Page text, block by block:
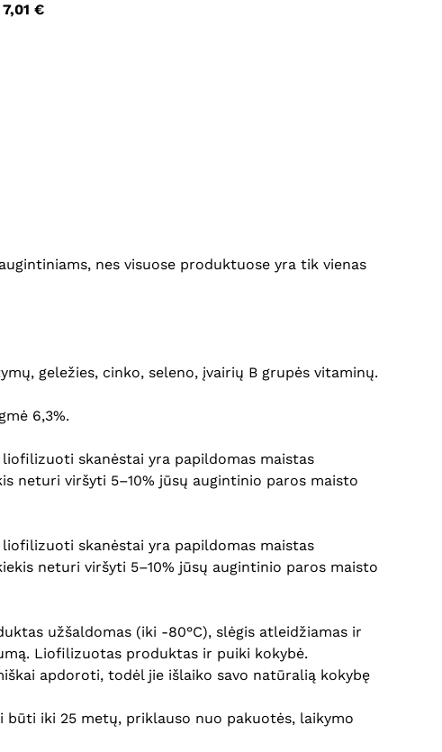
7,01 €
nes visuose produktuose yra tik vienas
geležies, cinko, seleno, įvairių B grupės vitaminų.
6,3%.
skanėstai yra papildomas maistas
neturi viršyti 5–10% jūsų augintinio paros maisto
skanėstai yra papildomas maistas
neturi viršyti 5–10% jūsų augintinio paros maisto
užšaldomas (iki -80°C), slėgis atleidžiamas ir
Liofilizuotas produktas ir puiki kokybė.
apdoroti, todėl jie išlaiko savo natūralią kokybę
iki 25 metų, priklauso nuo pakuotės, laikymo